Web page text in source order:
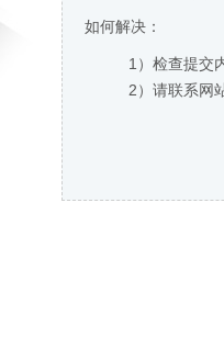
如何解决：
1）检查提交
2）请联系网